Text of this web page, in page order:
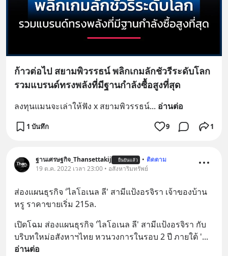
ก้าวต่อไป สยามพิวรรธน์ พลิกเกมลักชัวรีระดับโลก
รวมแบรนด์ทรงพลังที่มีฐานกำลังซื้อสูงที่สุด
ลงทุนแมนจะเล่าให้ฟัง x สยามพิวรรธน์... อ่านต่อ
1 บันทึก 9 1
ฐานเศรษฐกิจ_Thansettakij ยืนยันแล้ว • ติดตาม
19 ต.ค. 2022 เวลา 23:00 • อสังหาริมทรัพย์
ส่องแผนธุรกิจ 'ไลโอเนล ลี' สามีแป้งอรจิรา เจ้าของบ้าน
หรู ราคาขายเริ่ม 215ล.
เปิดโฉม ส่องแผนธุรกิจ 'ไลโอเนล ลี' สามีแป้งอรจิรา กับ
บริบทใหม่อสังหาฯไทย หวนวงการในรอบ 2 ปี ภายใต้ '
อ่านต่อ